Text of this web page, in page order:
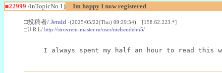
■22999 /inTopicNo.1) Im happy I now registered
□投稿者/ Jerald -(2025/05/22(Thu) 09:29:54) [158.62.223.*]
□U R L/ http://stroyrem-master.ru/user/nielsendehn5/
I always spent my half an hour to read